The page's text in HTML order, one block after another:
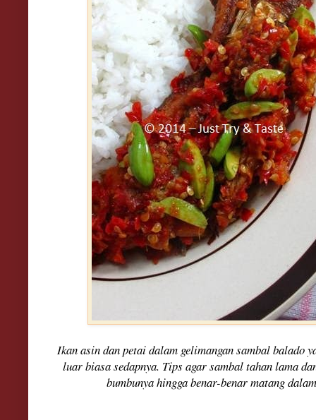
Ikan asin danpetai dalam gelimangansambal balado
luar biasa sedapnya. Tips agar sambaltahan lama
bumbunya hingga benar-benar matang